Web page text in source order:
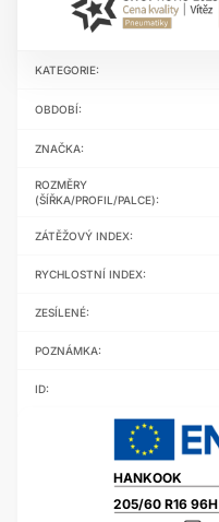
KATEGORIE:
OBDOBÍ:
ZNAČKA:
ROZMĚRY
(ŠÍŘKA/PROFIL/PALCE):
ZÁTĚŽOVÝ INDEX:
RYCHLOSTNÍ INDEX:
ZESÍLENÉ:
POZNÁMKA:
ID:
205/60 R16 96H
HANKOOK